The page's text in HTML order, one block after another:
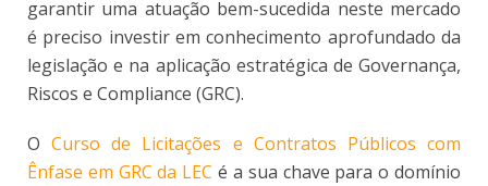
garantir uma atuação bem-sucedida neste mercado
é preciso investir em conhecimento aprofundado da
legislação e na aplicação estratégica de Governança,
Riscos e Compliance (GRC).
OCurso de Licitações e Contratos Públicos com
Ênfase em GRC da LEC é a sua chave para o domínio